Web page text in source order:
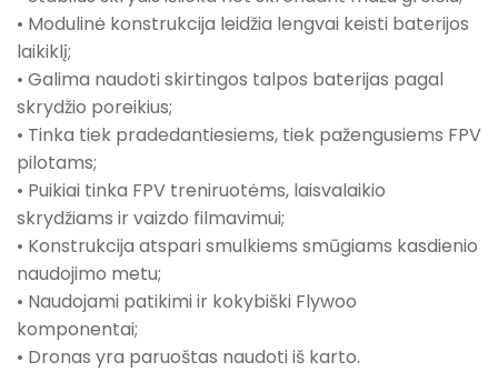
• Modulinė konstrukcija leidžia lengvai keisti baterijos
laikiklį;
• Galima naudoti skirtingos talpos baterijas pagal
skrydžio poreikius;
• Tinka tiek pradedantiesiems, tiek pažengusiems FPV
pilotams;
• Puikiai tinka FPV treniruotėms, laisvalaikio
skrydžiams ir vaizdo filmavimui;
• Konstrukcija atspari smulkiems smūgiams kasdienio
naudojimo metu;
• Naudojami patikimi ir kokybiški Flywoo
komponentai;
• Dronas yra paruoštas naudoti iš karto.